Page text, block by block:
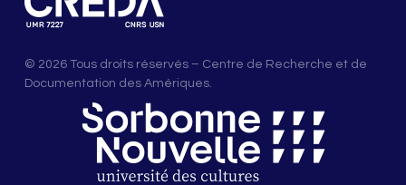
© 2026 Tous droits réservés – Centre de Recherche et de
Documentation des Amériques.